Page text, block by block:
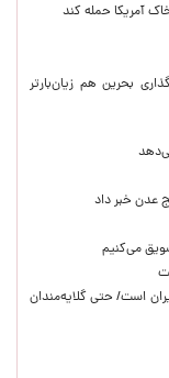
آمریکا حمله کند
بحرین هم زیان‌بارتر
عدن خبر داد
می‌کنیم
است/ حتی گلایه‌مندان